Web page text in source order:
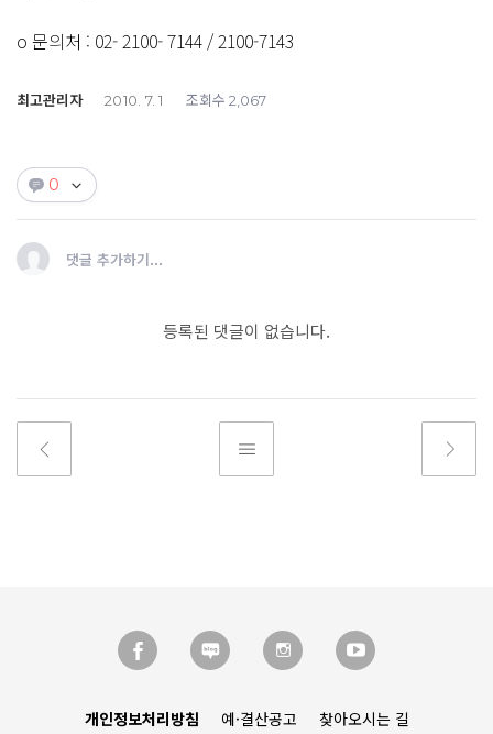
o 문의처 : 02- 2100- 7144 / 2100-7143
최고관리자 2010. 7. 1 조회수 2,067
0
댓글 추가하기...
등록된 댓글이 없습니다.
개인정보처리방침 예·결산공고 찾아오시는 길